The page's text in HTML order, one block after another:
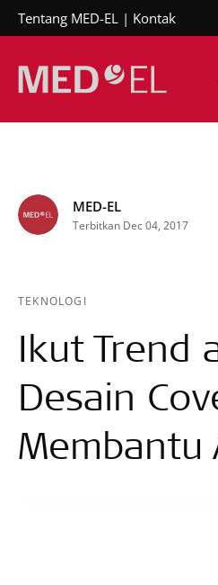
Tentang MED-EL Kontak
MED-EL
Terbitkan Dec 04, 2017
TEKNOLOGI
Ikut Trend
Desain
Membantu